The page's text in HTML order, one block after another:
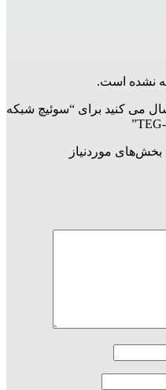
نشده است.
می کنید برای “سوئیچ شبکه
بخش‌های موردنیاز